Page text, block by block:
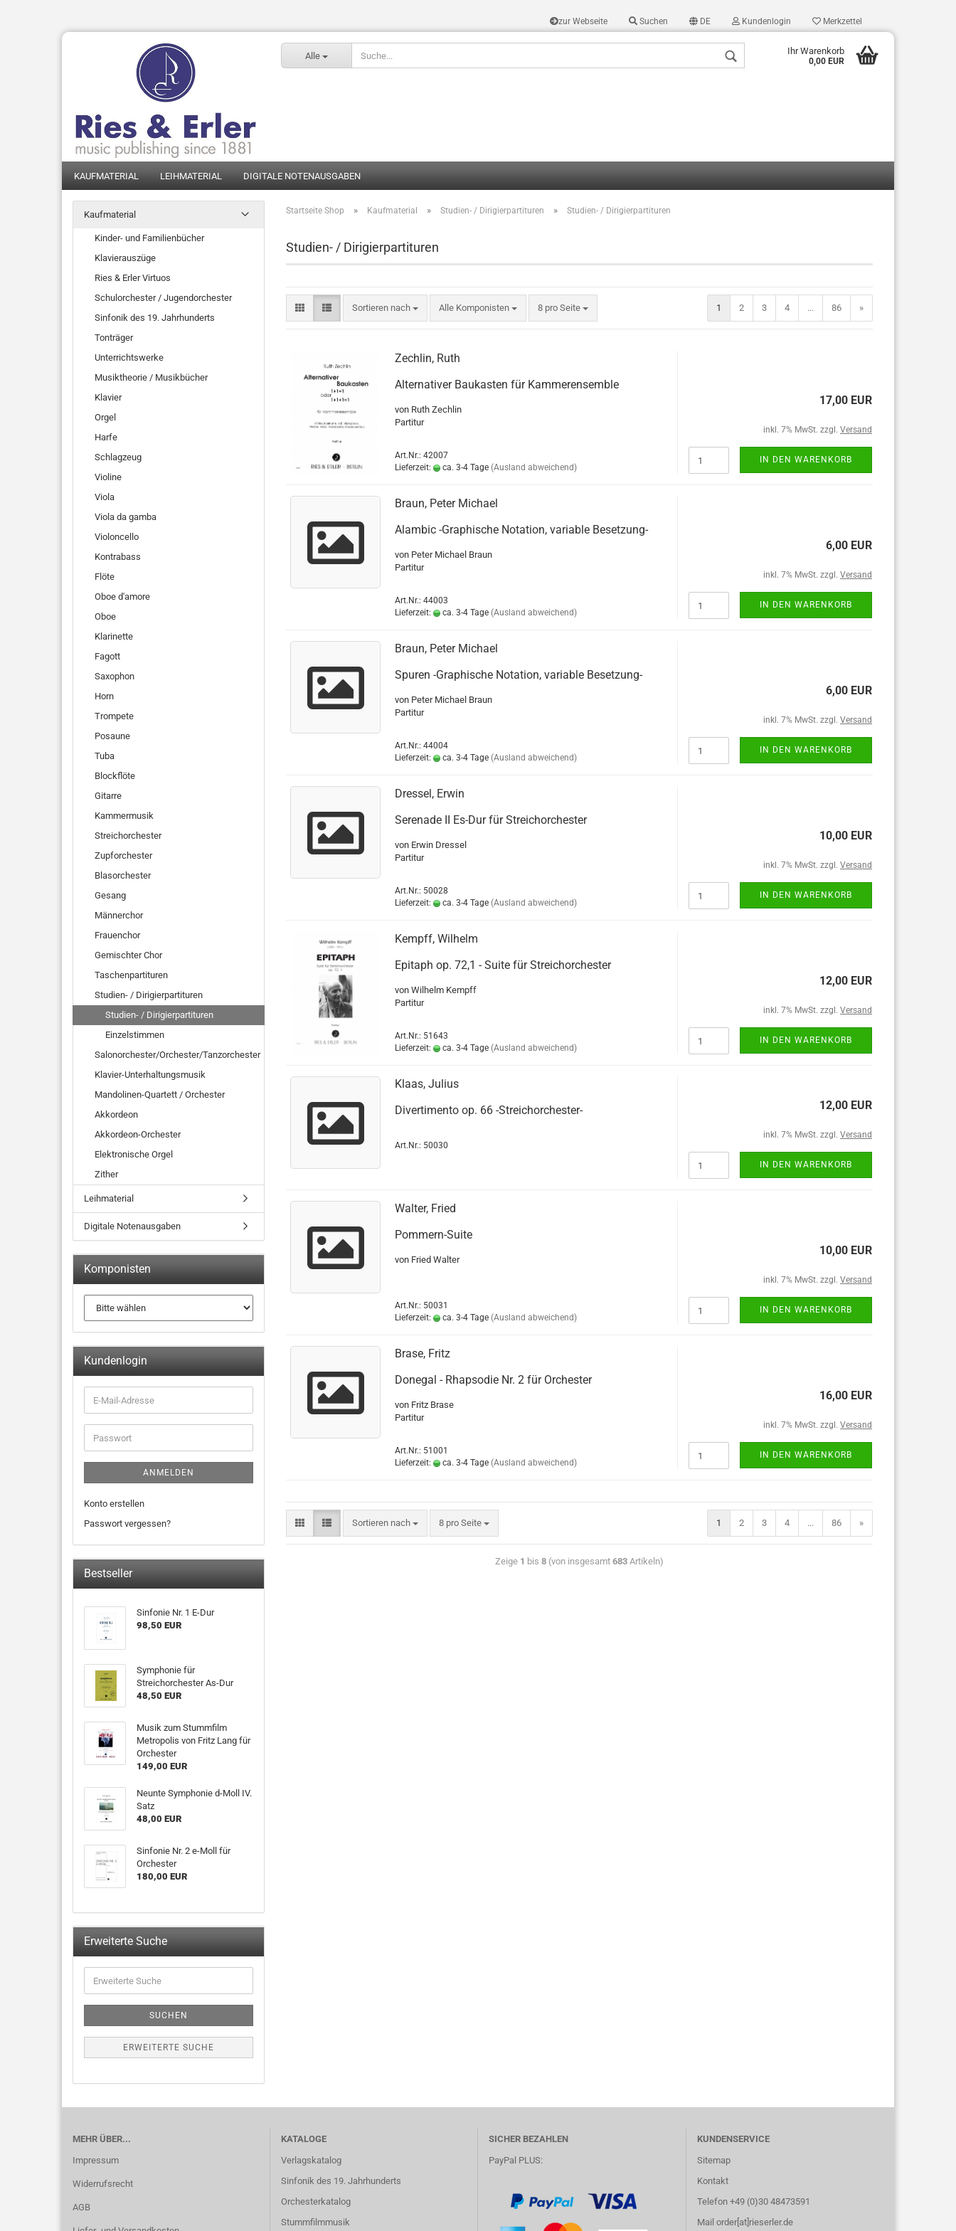
zur Webseite Suchen DE Kundenlogin
Konto erstellen
Merkzettel
Alle Ihr Warenkorb
0,00 EUR
KAUFMATERIAL LEIHMATERIAL DIGITALE NOTENAUSGABEN
Startseite Shop » Kaufmaterial » Studien- / Dirigierpartituren » Studien- / Dirigierpartituren
Studien- / Dirigierpartituren
Sortieren nach Alle Komponisten 8 pro Seite 1 2 3 4 ... 86 »
Zechlin, Ruth
Alternativer Baukasten für Kammerensemble
von Ruth Zechlin
Partitur
Art.Nr.: 42007
Lieferzeit:
ca. 3-4 Tage (Ausland abweichend)
17,00 EUR
inkl. 7% MwSt. zzgl. Versand
IN DEN WARENKORB
Braun, Peter Michael
Alambic -Graphische Notation, variable Besetzung-
von Peter Michael Braun
Partitur
Art.Nr.: 44003
Lieferzeit:
ca. 3-4 Tage (Ausland abweichend)
6,00 EUR
inkl. 7% MwSt. zzgl. Versand
IN DEN WARENKORB
Braun, Peter Michael
Spuren -Graphische Notation, variable Besetzung-
von Peter Michael Braun
Partitur
Art.Nr.: 44004
Lieferzeit:
ca. 3-4 Tage (Ausland abweichend)
6,00 EUR
inkl. 7% MwSt. zzgl. Versand
IN DEN WARENKORB
Dressel, Erwin
Serenade II Es-Dur für Streichorchester
von Erwin Dressel
Partitur
Art.Nr.: 50028
Lieferzeit:
ca. 3-4 Tage (Ausland abweichend)
10,00 EUR
inkl. 7% MwSt. zzgl. Versand
IN DEN WARENKORB
Kempff, Wilhelm
Epitaph op. 72,1 - Suite für Streichorchester
von Wilhelm Kempff
Partitur
Art.Nr.: 51643
Lieferzeit:
ca. 3-4 Tage (Ausland abweichend)
12,00 EUR
inkl. 7% MwSt. zzgl. Versand
IN DEN WARENKORB
Klaas, Julius
Divertimento op. 66 -Streichorchester-
Art.Nr.: 50030
12,00 EUR
inkl. 7% MwSt. zzgl. Versand
IN DEN WARENKORB
Walter, Fried
Pommern-Suite
von Fried Walter
Art.Nr.: 50031
Lieferzeit:
ca. 3-4 Tage (Ausland abweichend)
10,00 EUR
inkl. 7% MwSt. zzgl. Versand
IN DEN WARENKORB
Brase, Fritz
Donegal - Rhapsodie Nr. 2 für Orchester
von Fritz Brase
Partitur
Art.Nr.: 51001
Lieferzeit:
ca. 3-4 Tage (Ausland abweichend)
16,00 EUR
inkl. 7% MwSt. zzgl. Versand
IN DEN WARENKORB
Sortieren nach 8 pro Seite 1 2 3 4 ... 86 »
Zeige 1 bis 8 (von insgesamt 683 Artikeln)
Kaufmaterial
Kinder- und Familienbücher
Klavierauszüge
Ries & Erler Virtuos
Schulorchester / Jugendorchester
Sinfonik des 19. Jahrhunderts
Tonträger
Unterrichtswerke
Musiktheorie / Musikbücher
Klavier
Orgel
Harfe
Schlagzeug
Violine
Viola
Viola da gamba
Violoncello
Kontrabass
Flöte
Oboe d'amore
Oboe
Klarinette
Fagott
Saxophon
Horn
Trompete
Posaune
Tuba
Blockflöte
Gitarre
Kammermusik
Streichorchester
Zupforchester
Blasorchester
Gesang
Männerchor
Frauenchor
Gemischter Chor
Taschenpartituren
Studien- / Dirigierpartituren
Studien- / Dirigierpartituren
Einzelstimmen
Salonorchester/Orchester/Tanzorchester
Klavier-Unterhaltungsmusik
Mandolinen-Quartett / Orchester
Akkordeon
Akkordeon-Orchester
Elektronische Orgel
Zither
Leihmaterial
Digitale Notenausgaben
Komponisten
Kundenlogin
ANMELDEN
Konto erstellen
Passwort vergessen?
Bestseller
Sinfonie Nr. 1 E-Dur
98,50 EUR
Symphonie für
Streichorchester As-Dur
48,50 EUR
Musik zum Stummfilm
Metropolis von Fritz Lang für
Orchester
149,00 EUR
Neunte Symphonie d-Moll IV.
Satz
48,00 EUR
Sinfonie Nr. 2 e-Moll für
Orchester
180,00 EUR
Erweiterte Suche
SUCHEN
ERWEITERTE SUCHE
MEHR ÜBER...
Impressum
Widerrufsrecht
AGB
KATALOGE
Verlagskatalog
Sinfonik des 19. Jahrhunderts
Orchesterkatalog
Stummfilmmusik
SICHER BEZAHLEN
PayPal PLUS:
KUNDENSERVICE
Sitemap
Kontakt
Telefon +49 (0)30 48473591
Mail order[at]rieserler.de